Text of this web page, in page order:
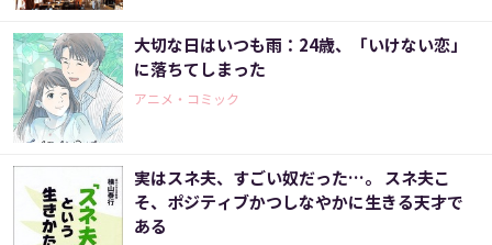
大切な日はいつも雨：24歳、「いけない恋」
に落ちてしまった
アニメ・コミック
実はスネ夫、すごい奴だった…。 スネ夫こ
そ、ポジティブかつしなやかに生きる天才で
ある